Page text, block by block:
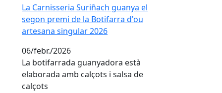
La Carnisseria Suriñach guanya el
segon premi de la Botifarra d'ou
artesana singular 2026
06/febr./2026
La botifarrada guanyadora està
elaborada amb calçots i salsa de
calçots